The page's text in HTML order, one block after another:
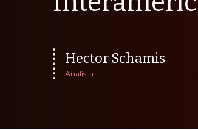
Hector Schamis
Analista